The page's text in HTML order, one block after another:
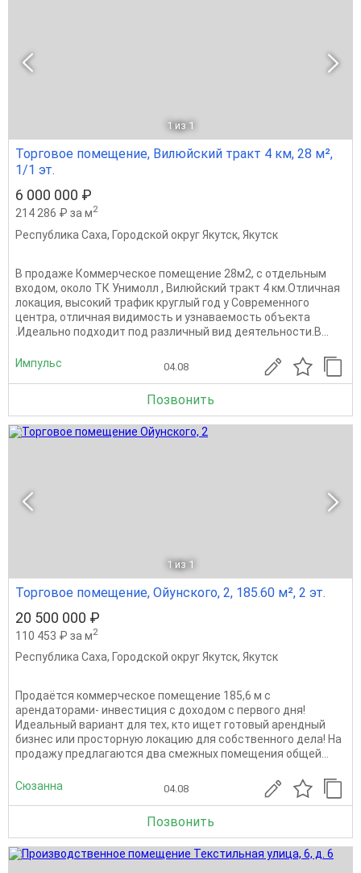
1 из 1
Торговое помещение, Вилюйский тракт 4 км, 28 м²,
1/1 эт.
6 000 000 ₽
214 286 ₽ за м2
Республика Саха, Городской округ Якутск, Якутск
В продаже Коммерческое помещение 28м2, с отдельным
входом, около ТК Унимолл , Вилюйский тракт 4 км.Отличная
локация, высокий трафик круглый год у Современного
центра, отличная видимость и узнаваемость объекта
.Идеально подходит под различный вид деятельности.В...
Импульс 04.08
Позвонить
1 из 1
Торговое помещение, Ойунского, 2, 185.60 м², 2 эт.
20 500 000 ₽
110 453 ₽ за м2
Республика Саха, Городской округ Якутск, Якутск
Продаётся коммерческое помещение 185,6 м с
арендаторами- инвестиция с доходом с первого дня!
Идеальный вариант для тех, кто ищет готовый арендный
бизнес или просторную локацию для собственного дела! На
продажу предлагаются два смежных помещения общей...
Сюзанна 04.08
Позвонить